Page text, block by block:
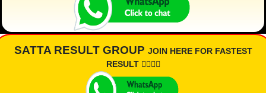
SATTA RESULT GROUP JOIN HERE FOR FASTEST
RESULT 👇🏾👇🏾